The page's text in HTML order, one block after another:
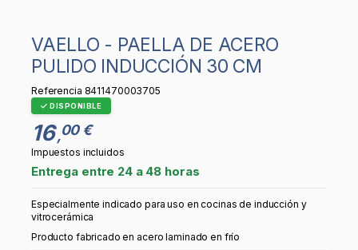
VAELLO - PAELLA DE ACERO
PULIDO INDUCCIÓN 30 CM
Referencia 8411470003705
DISPONIBLE
16 ,00 €
Impuestos incluidos
Entrega entre 24 a 48 horas
Especialmente indicado para uso en cocinas de inducción y
vitrocerámica
Producto fabricado en acero laminado en frío